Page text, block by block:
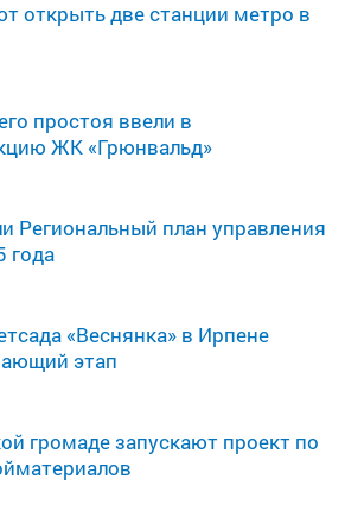
открыть две станции метро в
простоя ввели в
ЖК «Грюнвальд»
Региональный план управления
года
«Веснянка» в Ирпене
этап
громаде запускают проект по